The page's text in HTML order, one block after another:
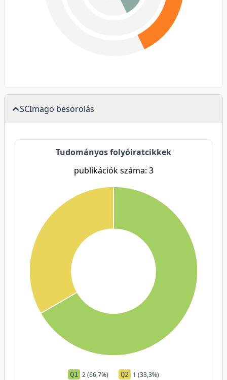
SCImago besorolás
Tudományos folyóiratcikkek
publikációk száma: 3
Q1 2 (66,7%) Q2 1 (33,3%)